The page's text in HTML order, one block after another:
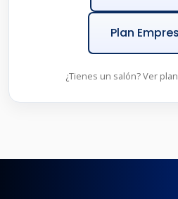
Plan
¿Tienes un salón? Ver